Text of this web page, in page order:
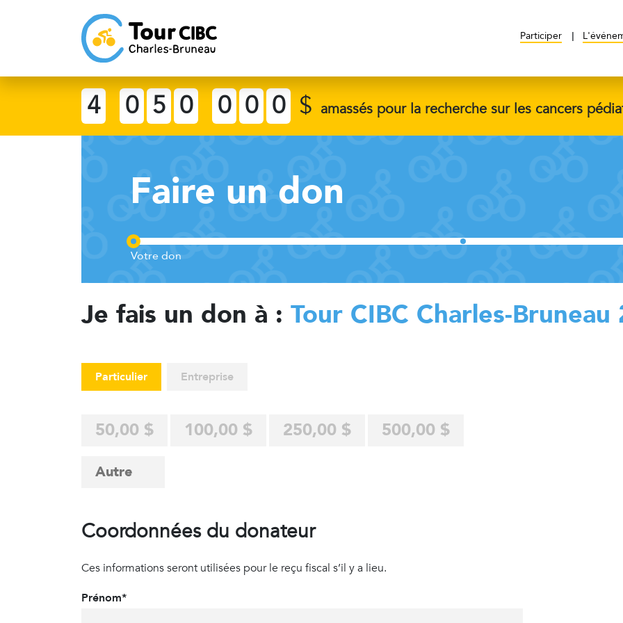
Participer
4 0 5 0 0 0 0 $ amassés pour la recherche sur les cancers
Faire un don
Je fais un don à : Tour CIBC Charles-Bruneau
Particulier Entreprise
50,00 $ 100,00 $ 250,00 $ 500,00 $
Coordonnées du donateur
Ces informations seront utilisées pour le reçu fiscal s’il y a lieu.
Prénom*